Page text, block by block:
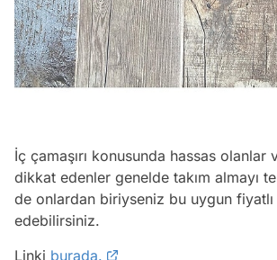
İç çamaşırı konusunda hassas olanlar
dikkat edenler genelde takım almayı
de onlardan biriyseniz bu uygun fiyatlı
edebilirsiniz.
Linki burada.